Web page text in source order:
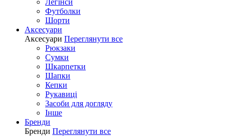
Легінси
Футболки
Шорти
Аксесуари
Аксесуари Переглянути все
Рюкзаки
Сумки
Шкарпетки
Шапки
Кепки
Рукавиці
Засоби для догляду
Інше
Бренди
Бренди Переглянути все